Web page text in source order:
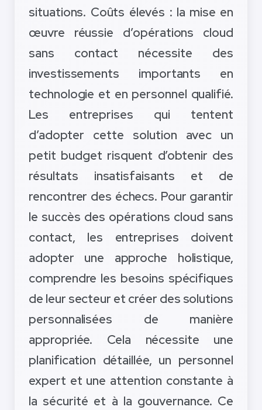
situations. Coûts élevés : la mise en
œuvre réussie d’opérations cloud
sans contact nécessite des
investissements importants en
technologie et en personnel qualifié.
Les entreprises qui tentent
d’adopter cette solution avec un
petit budget risquent d’obtenir des
résultats insatisfaisants et de
rencontrer des échecs. Pour garantir
le succès des opérations cloud sans
contact, les entreprises doivent
adopter une approche holistique,
comprendre les besoins spécifiques
de leur secteur et créer des solutions
personnalisées de manière
appropriée. Cela nécessite une
planification détaillée, un personnel
expert et une attention constante à
la sécurité et à la gouvernance. Ce